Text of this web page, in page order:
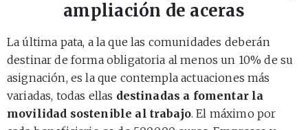
ampliación de aceras
La última pata, a la que las comunidades deberán
destinar de forma obligatoria al menos un 10% de su
asignación, es la que contempla actuaciones más
variadas, todas ellas destinadas a fomentar la
movilidad sostenible al trabajo. El máximo por